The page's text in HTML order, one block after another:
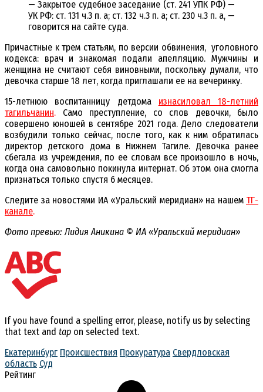
— Закрытое судебное заседание (ст. 241 УПК РФ) —
УК РФ: ст. 131 ч.3 п. а; ст. 132 ч.3 п. а; ст. 230 ч.3 п. а, —
говорится на сайте суда.
Причастные к трем статьям, по версии обвинения, уголовного
кодекса: врач и знакомая подали апелляцию. Мужчины и
женщина не считают себя виновными, поскольку думали, что
девочка старше 18 лет, когда приглашали ее на вечеринку.
15-летнюю воспитанницу детдома изнасиловал 18-летний
тагильчанин. Само преступление, со слов девочки, было
совершено юношей в сентябре 2021 года. Дело следователи
возбудили только сейчас, после того, как к ним обратилась
директор детского дома в Нижнем Тагиле. Девочка ранее
сбегала из учреждения, по ее словам все произошло в ночь,
когда она самовольно покинула интернат. Об этом она смогла
признаться только спустя 6 месяцев.
Следите за новостями ИА «Уральский меридиан» на нашем ТГ-
канале.
Фото превью: Лидия Аникина © ИА «Уральский меридиан»
If you have found a spelling error, please, notify us by selecting
that text and tap on selected text.
Екатеринбург Происшествия Прокуратура Свердловская
область Суд
Рейтинг